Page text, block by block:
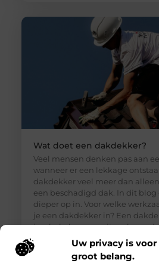
Uw privacy is voor
groot belang.
Wat doet een dakdekker?
Veel mensen denken pas aan
wanneer er een lekkage
dakdekker veel meer dan
een beschadigd dak. In dit blog
dieper op in. Voor welke
je een dakdekker in? Een
inschakelen voor
zoals: · Het opsporen en